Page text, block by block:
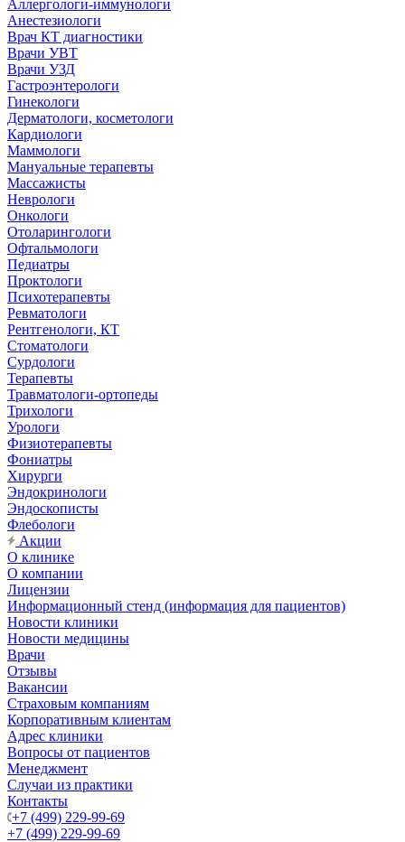
Аллергологи-иммунологи
Анестезиологи
Врач КТ диагностики
Врачи УВТ
Врачи УЗД
Гастроэнтерологи
Гинекологи
Дерматологи, косметологи
Кардиологи
Маммологи
Мануальные терапевты
Массажисты
Неврологи
Онкологи
Отоларингологи
Офтальмологи
Педиатры
Проктологи
Психотерапевты
Ревматологи
Рентгенологи, КТ
Стоматологи
Сурдологи
Терапевты
Травматологи-ортопеды
Трихологи
Урологи
Физиотерапевты
Фониатры
Хирурги
Эндокринологи
Эндоскописты
Флебологи
Акции
О клинике
О компании
Лицензии
Информационный стенд (информация для пациентов)
Новости клиники
Новости медицины
Врачи
Отзывы
Вакансии
Страховым компаниям
Корпоративным клиентам
Адрес клиники
Вопросы от пациентов
Менеджмент
Случаи из практики
Контакты
+7 (499) 229-99-69
+7 (499) 229-99-69